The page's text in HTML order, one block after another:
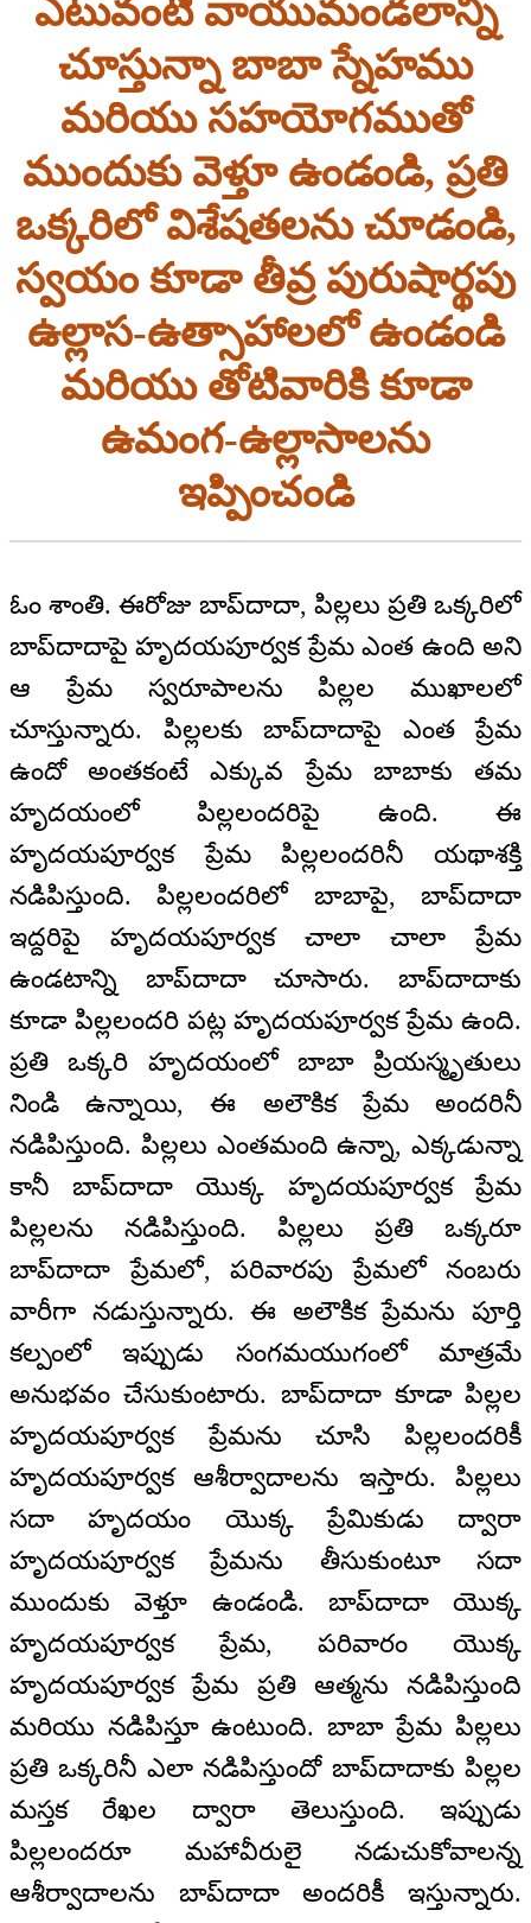
ఎటువంటి వాయుమండలాన్ని
చూస్తున్నా బాబా స్నేహము
మరియు సహయోగముతో
ముందుకు వెళ్తూ ఉండండి, ప్రతి
ఒక్కరిలో విశేషతలను చూడండి,
స్వయం కూడా తీవ్ర పురుషార్థపు
ఉల్లాస-ఉత్సాహాలలో ఉండండి
మరియు తోటివారికి కూడా
ఉమంగ-ఉల్లాసాలను
ఇప్పించండి
ఓం శాంతి. ఈరోజు బాప్‍దాదా, పిల్లలు ప్రతి ఒక్కరిలో
బాప్‍దాదాపై హృదయపూర్వక ప్రేమ ఎంత ఉంది అని
ఆ ప్రేమ స్వరూపాలను పిల్లల ముఖాలలో
చూస్తున్నారు. పిల్లలకు బాప్‍దాదాపై ఎంత ప్రేమ
ఉందో అంతకంటే ఎక్కువ ప్రేమ బాబాకు తమ
హృదయంలో పిల్లలందరిపై ఉంది. ఈ
హృదయపూర్వక ప్రేమ పిల్లలందరినీ యథాశక్తి
నడిపిస్తుంది. పిల్లలందరిలో బాబాపై, బాప్‍దాదా
ఇద్దరిపై హృదయపూర్వక చాలా చాలా ప్రేమ
ఉండటాన్ని బాప్‍దాదా చూసారు. బాప్‍దాదాకు
కూడా పిల్లలందరి పట్ల హృదయపూర్వక ప్రేమ ఉంది.
ప్రతి ఒక్కరి హృదయంలో బాబా ప్రియస్మృతులు
నిండి ఉన్నాయి, ఈ అలౌకిక ప్రేమ అందరినీ
నడిపిస్తుంది. పిల్లలు ఎంతమంది ఉన్నా, ఎక్కడున్నా
కానీ బాప్‍దాదా యొక్క హృదయపూర్వక ప్రేమ
పిల్లలను నడిపిస్తుంది. పిల్లలు ప్రతి ఒక్కరూ
బాప్‍దాదా ప్రేమలో, పరివారపు ప్రేమలో నంబరు
వారీగా నడుస్తున్నారు. ఈ అలౌకిక ప్రేమను పూర్తి
కల్పంలో ఇప్పుడు సంగమయుగంలో మాత్రమే
అనుభవం చేసుకుంటారు. బాప్‍దాదా కూడా పిల్లల
హృదయపూర్వక ప్రేమను చూసి పిల్లలందరికీ
హృదయపూర్వక ఆశీర్వాదాలను ఇస్తారు. పిల్లలు
సదా హృదయం యొక్క ప్రేమికుడు ద్వారా
హృదయపూర్వక ప్రేమను తీసుకుంటూ సదా
ముందుకు వెళ్తూ ఉండండి. బాప్‍దాదా యొక్క
హృదయపూర్వక ప్రేమ, పరివారం యొక్క
హృదయపూర్వక ప్రేమ ప్రతి ఆత్మను నడిపిస్తుంది
మరియు నడిపిస్తూ ఉంటుంది. బాబా ప్రేమ పిల్లలు
ప్రతి ఒక్కరినీ ఎలా నడిపిస్తుందో బాప్‌దాదాకు పిల్లల
మస్తక రేఖల ద్వారా తెలుస్తుంది. ఇప్పుడు
పిల్లలందరూ మహావీరులై నడుచుకోవాలన్న
ఆశీర్వాదాలను బాప్‍దాదా అందరికీ ఇస్తున్నారు.